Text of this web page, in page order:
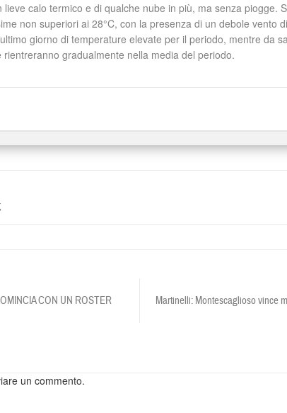
calo termico e di qualche nube in più, ma senza piogge.
non superiori ai 28°C, con la presenza di un debole vento
giorno di temperature elevate per il periodo, mentre da
gradualmente nella media del periodo.
CON UN ROSTER
Martinelli: Montescaglioso vince
un commento.